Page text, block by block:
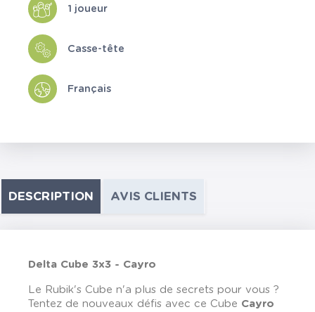
1 joueur
Casse-tête
Français
DESCRIPTION AVIS CLIENTS
Delta Cube 3x3 - Cayro
Le Rubik's Cube n'a plus de secrets pour vous ?
Tentez de nouveaux défis avec ce Cube Cayro